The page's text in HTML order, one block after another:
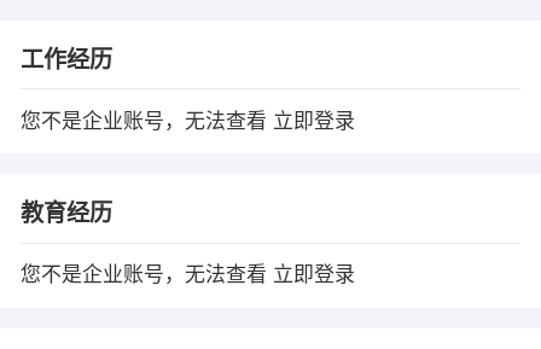
工作经历
您不是企业账号，无法查看 立即登录
教育经历
您不是企业账号，无法查看 立即登录